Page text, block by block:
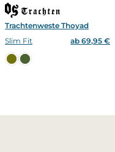
Trachtenweste Thoyad
Slim Fit
ab 69,95 €